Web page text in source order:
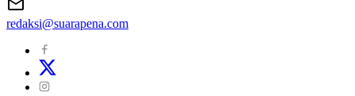
redaksi@suarapena.com